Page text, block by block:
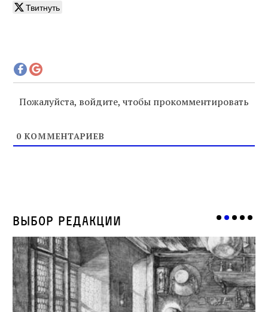
Твитнуть
Пожалуйста, войдите, чтобы прокомментировать
0 КОММЕНТАРИЕВ
Выбор редакции